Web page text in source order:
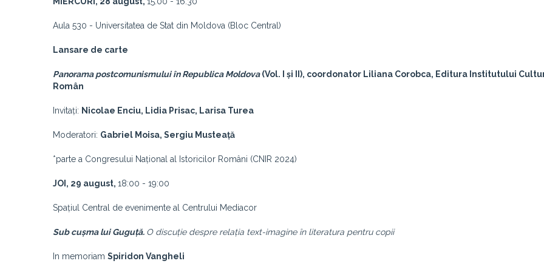
Aula 530 - Universitatea de Stat din Moldova (Bloc Central)
Lansare de carte
Panorama postcomunismului în Republica Moldova(Vol. I și II), coordonator Liliana Corobca, Editura Institutului
Român
Invitați: Nicolae Enciu, Lidia Prisac, Larisa Turea
Moderatori: Gabriel Moisa, Sergiu Musteață
*parte a Congresului Național al Istoricilor Români (CNIR 2024)
JOI, 29 august, 18:00 - 19:00
Spațiul Central de evenimente al Centrului Mediacor
Sub cușma lui Guguță. O discuție despre relația text-imagine în literatura pentru copii
In memoriam Spiridon Vangheli